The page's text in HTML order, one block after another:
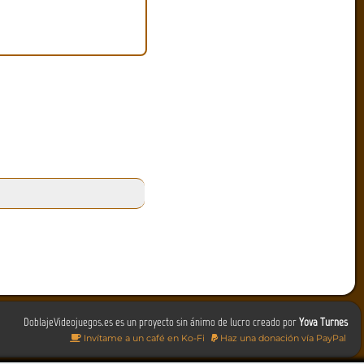
DoblajeVideojuegos.es es un proyecto sin ánimo de lucro creado porYova Turnes
Invítame a un café en Ko-Fi Haz una donación vía PayPal